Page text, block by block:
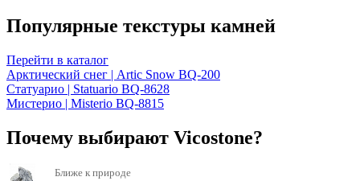
Популярные текстуры камней
Перейти в каталог
Арктический снег | Artic Snow BQ-200
Статуарио | Statuario BQ-8628
Мистерио | Misterio BQ-8815
Почему выбирают Vicostone?
Ближе к природе